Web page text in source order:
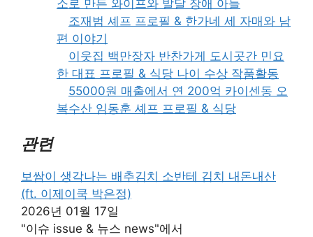
소로 만든 와이프와 발달 장애 아들
조재범 셰프 프로필 & 한가네 세 자매와 남
편 이야기
이웃집 백만장자 반찬가게 도시곳간 민요
한 대표 프로필 & 식당 나이 수상 작품활동
55000원 매출에서 연 200억 카이센동 오
복수산 임동훈 셰프 프로필 & 식당
관련
보쌈이 생각나는 배추김치 소반테 김치 내돈내산
(ft. 이제이쿡 박은정)
2026년 01월 17일
"이슈 issue & 뉴스 news"에서